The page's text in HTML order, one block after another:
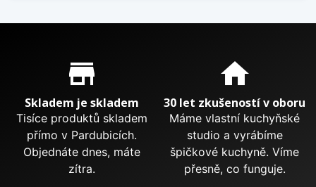
Proč nakupovat u nás?
store_mall_directory
Skladem je skladem
Tisíce produktů skladem
přímo v Pardubicích.
Objednáte dnes, máte
zítra.
home
30 let zkušeností v oboru
Máme vlastní kuchyňské
studio a vyrábíme
špičkové kuchyně. Víme
přesně, co funguje.